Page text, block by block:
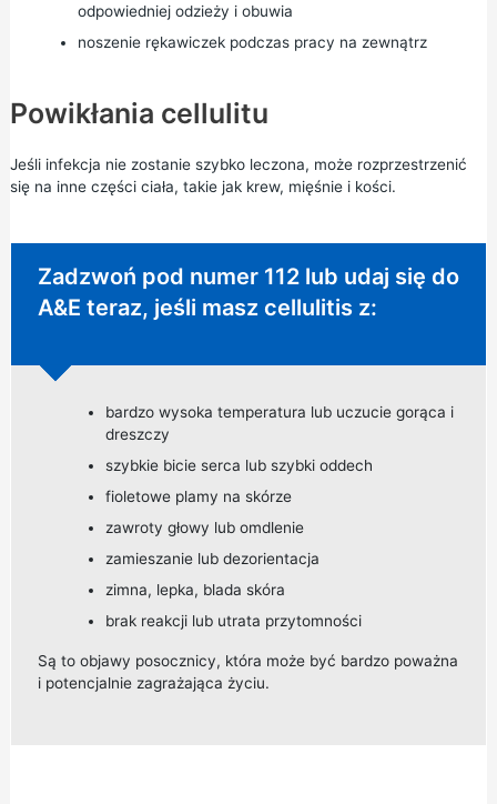
odpowiedniej odzieży i obuwia
noszenie rękawiczek podczas pracy na zewnątrz
Powikłania cellulitu
Jeśli infekcja nie zostanie szybko leczona, może rozprzestrzenić
się na inne części ciała, takie jak krew, mięśnie i kości.
Wymagane natychmiastowe działanie:
Zadzwoń pod numer 112 lub udaj się do
A&E teraz, jeśli masz cellulitis z:
bardzo wysoka temperatura lub uczucie gorąca i
dreszczy
szybkie bicie serca lub szybki oddech
fioletowe plamy na skórze
zawroty głowy lub omdlenie
zamieszanie lub dezorientacja
zimna, lepka, blada skóra
brak reakcji lub utrata przytomności
Są to objawy posocznicy, która może być bardzo poważna
i potencjalnie zagrażająca życiu.